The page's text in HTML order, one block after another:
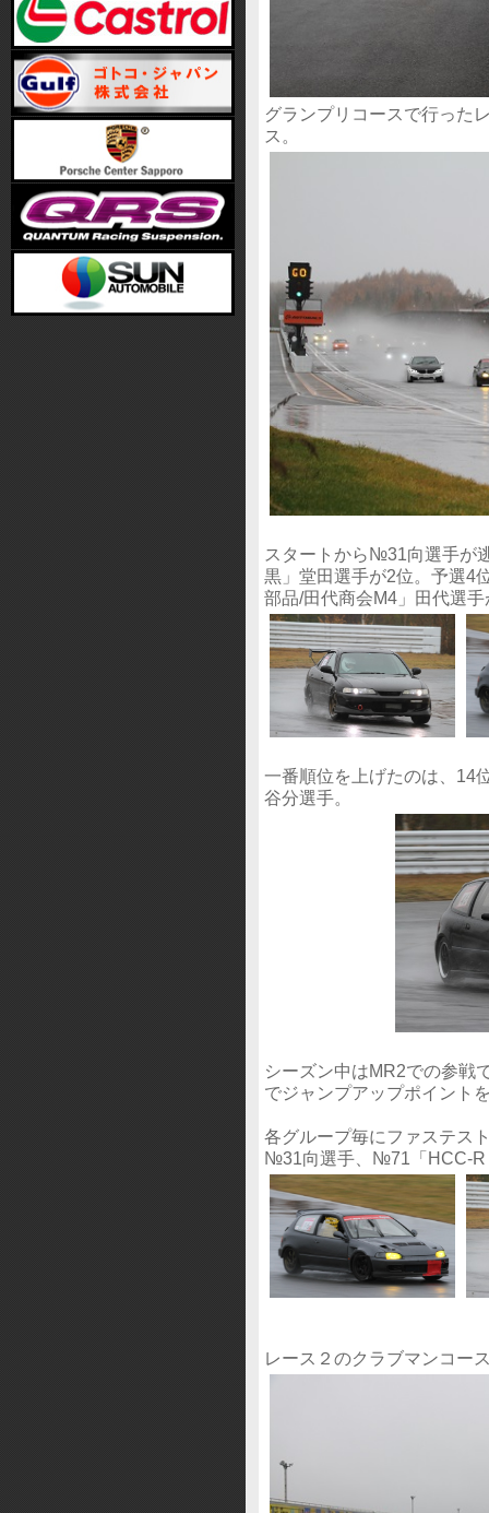
グランプリコースで行った
ス。
スタートから№31向選手が
黒」堂田選手が2位。予選4
部品/田代商会M4」田代選
一番順位を上げたのは、14
谷分選手。
シーズン中はMR2での参戦
でジャンプアップポイント
各グループ毎にファステス
№31向選手、№71「HCC-R
レース２のクラブマンコー